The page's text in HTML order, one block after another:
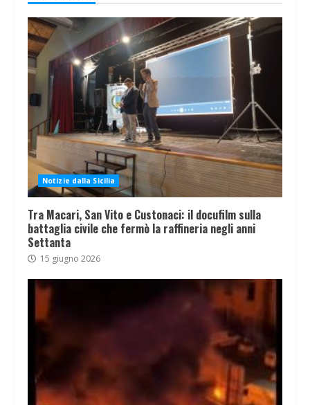
Notizie dalla Sicilia
Tra Macari, San Vito e Custonaci: il docufilm sulla
battaglia civile che fermò la raffineria negli anni
Settanta
15 giugno 2026